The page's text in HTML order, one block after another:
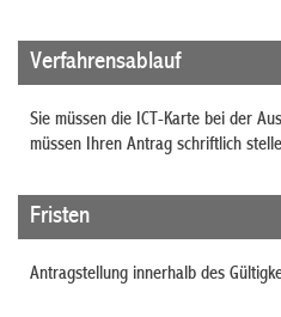
Verfahrensablauf
Sie müssen die ICT-Karte bei der
müssen Ihren Antrag schriftlich
Fristen
Antragstellung innerhalb des